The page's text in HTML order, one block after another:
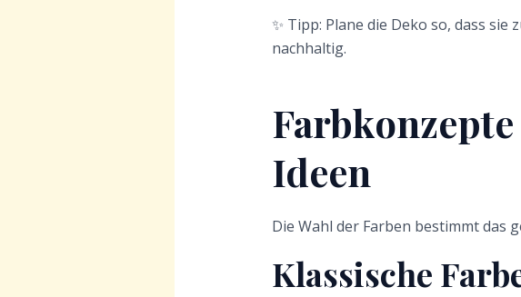
✨ Tipp: Plane die Deko so, dass
nachhaltig.
Ideen
Die Wahl der Farben bestimmt das
Klassische